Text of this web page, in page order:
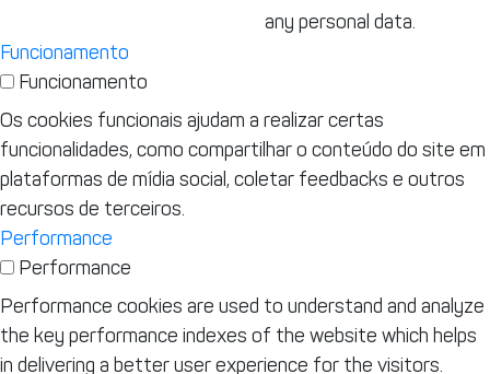
any personal data.
Funcionamento
Funcionamento
Os cookies funcionais ajudam a realizar certas
funcionalidades, como compartilhar o conteúdo do site em
plataformas de mídia social, coletar feedbacks e outros
recursos de terceiros.
Performance
Performance
Performance cookies are used to understand and analyze
the key performance indexes of the website which helps
in delivering a better user experience for the visitors.